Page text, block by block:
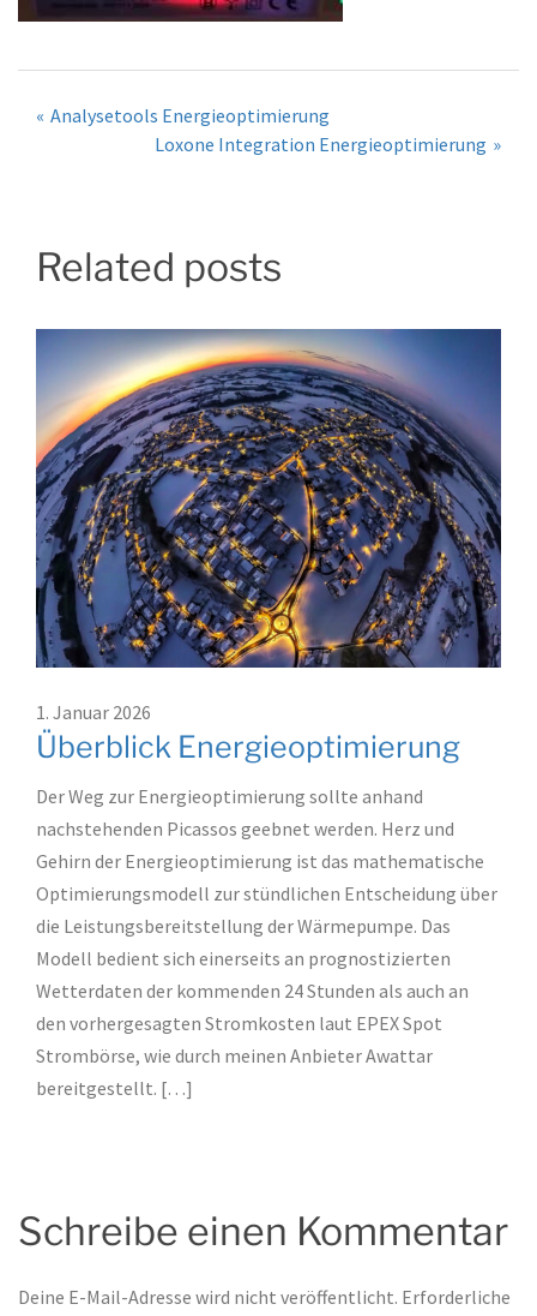
Post
navigation
Analysetools Energieoptimierung
Loxone Integration Energieoptimierung
Related posts
1. Januar 2026
Überblick Energieoptimierung
Der Weg zur Energieoptimierung sollte anhand
nachstehenden Picassos geebnet werden. Herz und
Gehirn der Energieoptimierung ist das mathematische
Optimierungsmodell zur stündlichen Entscheidung über
die Leistungsbereitstellung der Wärmepumpe. Das
Modell bedient sich einerseits an prognostizierten
Wetterdaten der kommenden 24 Stunden als auch an
den vorhergesagten Stromkosten laut EPEX Spot
Strombörse, wie durch meinen Anbieter Awattar
bereitgestellt. […]
Schreibe einen Kommentar
Deine E-Mail-Adresse wird nicht veröffentlicht. Erforderliche